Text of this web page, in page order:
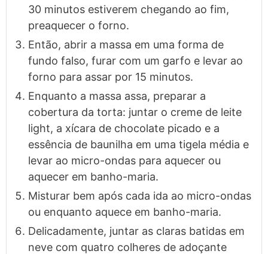
30 minutos estiverem chegando ao fim,
preaquecer o forno.
Então, abrir a massa em uma forma de
fundo falso, furar com um garfo e levar ao
forno para assar por 15 minutos.
Enquanto a massa assa, preparar a
cobertura da torta: juntar o creme de leite
light, a xícara de chocolate picado e a
essência de baunilha em uma tigela média e
levar ao micro-ondas para aquecer ou
aquecer em banho-maria.
Misturar bem após cada ida ao micro-ondas
ou enquanto aquece em banho-maria.
Delicadamente, juntar as claras batidas em
neve com quatro colheres de adoçante